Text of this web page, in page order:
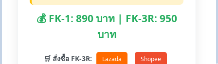
💰 FK-1: 890 บาท | FK-3R: 950
บาท
🛒 สั่งซื้อ FK-3R: Lazada Shopee